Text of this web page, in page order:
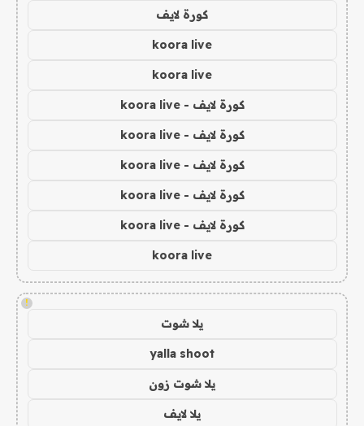
كورة لايف
koora live
koora live
كورة لايف - koora live
كورة لايف - koora live
كورة لايف - koora live
كورة لايف - koora live
كورة لايف - koora live
koora live
!
يلا شوت
yalla shoot
يلا شوت زون
يلا لايف